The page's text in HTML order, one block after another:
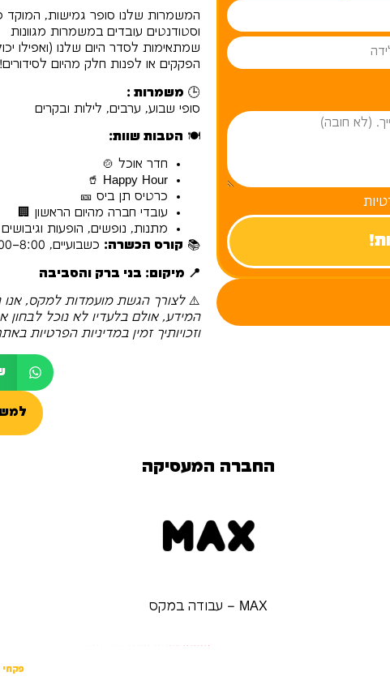
וסטודנטים עובדים במשמרות מגוונות
שמתאימות לסדר היום שלנו (ואפילו
הפקקים או לפנות חלק מהיום
🕒 משמרות :
סופי שבוע, ערבים, לילות ובקרים
🍽️ הטבות שוות:
חדר אוכל 🍲
Happy Hour 🥤
כרטיס תן ביס 🎫
עובדי חברה מהיום הראשון 🏢
מתנות, נופשים, הופעות
📚 קורס הכשרה: כשבועיים, 8:00–17:00 ✨
📍 מיקום: בני ברק והסביבה
⚠️לצורך הגשת מועמדות למקס, אנו
המידע, אולם בלעדיו לא נוכל
וזכויותיך זמין במדיניות הפרטיות
החברה המעסיקה
MAX – עבודה במקס
פקחי